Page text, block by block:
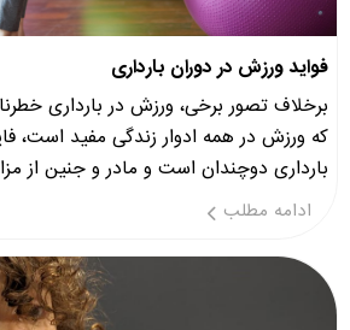
فواید ورزش در دوران بارداری
برخلاف تصور برخی، ورزش در بارداری
که ورزش در همه ادوار زندگی مفید است،
بارداری دوچندان است و مادر و جنین از
ادامه مطلب